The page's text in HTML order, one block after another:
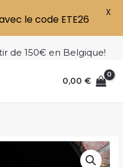
de 150€ en Belgique!
0,00€
le code ETE26
X